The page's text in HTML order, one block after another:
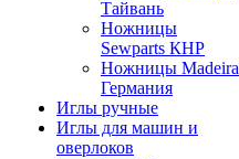
Тайвань
Ножницы
Sewparts КНР
Ножницы Madeira
Германия
Иглы ручные
Иглы для машин и
оверлоков